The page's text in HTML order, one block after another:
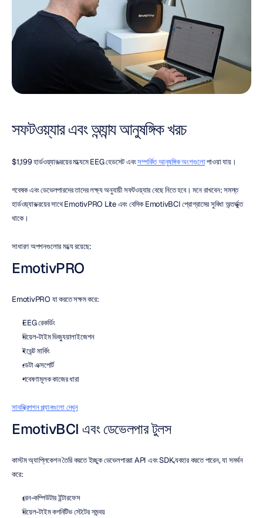
সফটওয়্যার এবং অন্যান্য আনুষঙ্গিক খরচ
$1,199 হার্ডওয়্যার ক্রয়ের মাধ্যমে EEG হেডসেট এবং সম্পর্কিত আনুষঙ্গিক অংশগুলো পাওয়া যায়।
গবেষক এবং ডেভেলপারদের তাদের লক্ষ্য অনুযায়ী সফটওয়্যার বেছে নিতে হবে। মনে রাখবেন: সমস্ত
হার্ডওয়্যার ক্রয়ের সাথে EmotivPRO Lite এবং বেসিক EmotivBCI প্রোগ্রামের সুবিধা অন্তর্ভুক্ত
থাকে।
সাধারণ অপশনগুলোর মধ্যে রয়েছে:
EmotivPRO
EmotivPRO যা করতে সক্ষম করে:
EEG রেকর্ডিং
রিয়েল-টাইম ভিজ্যুয়ালাইজেশন
ইভেন্ট মার্কিং
ডেটা এক্সপোর্ট
গবেষণামূলক কাজের ধারা
সাবস্ক্রিপশন প্ল্যানগুলো দেখুন
EmotivBCI এবং ডেভেলপার টুলস
কাস্টম অ্যাপ্লিকেশন তৈরি করতে ইচ্ছুক ডেভেলপাররা API এবং SDK ব্যবহার করতে পারেন, যা সমর্থন
করে:
ব্রেন-কম্পিউটার ইন্টারফেস
রিয়েল-টাইম কগনিটিভ স্টেটের সমন্বয়